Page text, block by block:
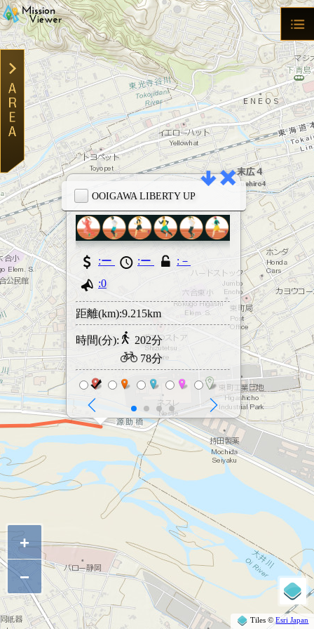
OOIGAWA LIBERTY UP
モード
で検索
報ご提供
:ー :ー
:－
:0
距離(km):9.215km
時間(分):
202分
78分
大井川リバ
１） 歩いて
転車でも ※
ミッションで
+
−
Tiles ©Esri Japan